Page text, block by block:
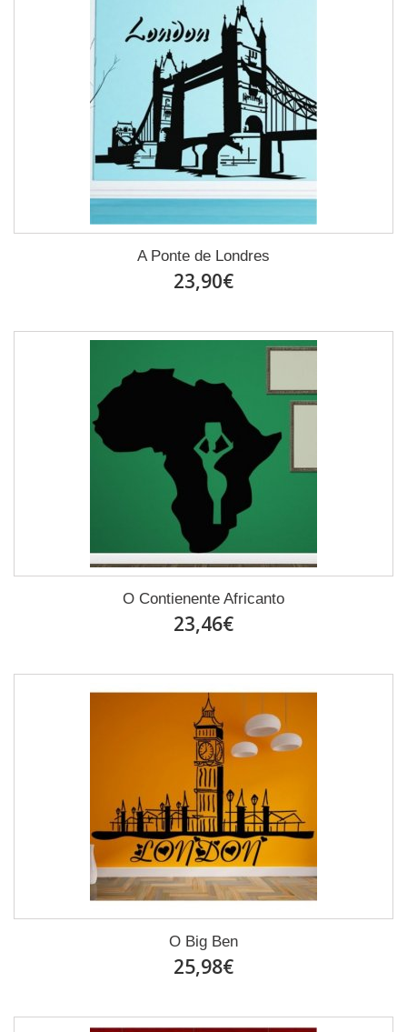
A Ponte de Londres
23,90€
O Contienente Africanto
23,46€
O Big Ben
25,98€